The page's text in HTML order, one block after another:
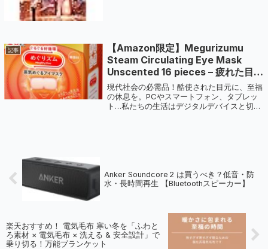
記事
【Amazon限定】Megurizumu
Steam Circulating Eye Mask
Unscented 16 pieces – 疲れた目元
に極上の癒しを
現代社会の必需品！酷使された目元に、至福
の休息を。PCやスマートフォン、タブレッ
ト…私たちの生活はデジタルデバイスと切っ
Anker Soundcore 2 は買うべき？低音・防
水・長時間再生 【Bluetoothスピーカー】
楽天おすすめ！ 電気毛布 寒い冬を「ふわと
ろ素材 × 電気毛布 × 洗える & 安全設計」で
乗り切る！万能ブランケット